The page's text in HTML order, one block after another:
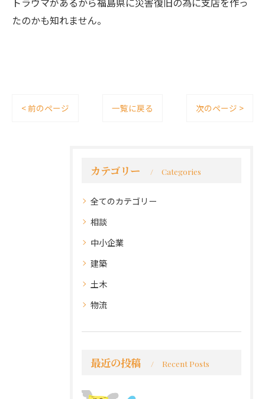
たのかも知れません。
< 前のページ 一覧に戻る 次のページ >
カテゴリー Categories
全てのカテゴリー
相談
中小企業
建築
土木
物流
最近の投稿 Recent Posts